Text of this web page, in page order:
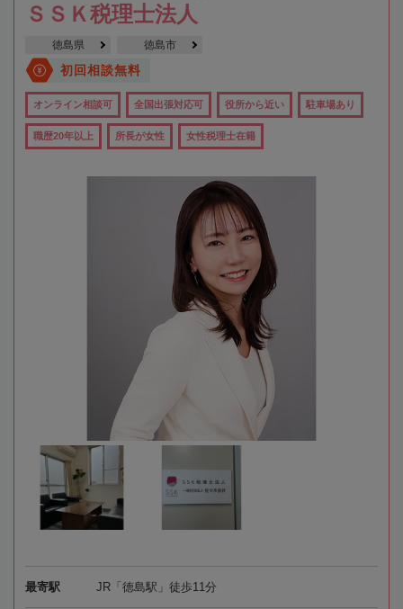
ＳＳＫ税理士法人
徳島県 徳島市
初回相談無料
オンライン相談可 全国出張対応可 役所から近い 駐車場あり
職歴20年以上 所長が女性 女性税理士在籍
最寄駅 JR「徳島駅」徒歩11分